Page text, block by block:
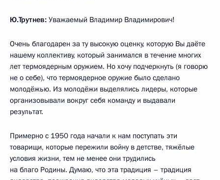
Ю.Трутнев: Уважаемый Владимир Владимирович!
Очень благодарен за ту высокую оценку, которую Вы даёте
нашему коллективу, который занимался в течение многих
лет термоядерным оружием. Но хочу подчеркнуть (я говорю
не о себе), что термоядерное оружие было сделано
молодёжью. Из молодёжи выделялись лидеры, которые
организовывали вокруг себя команду и выдавали
результат.
Примерно с 1950 года начали к нам поступать эти
товарищи, которые пережили войну в детстве, тяжёлые
условия жизни, тем не менее они трудились
на благо Родины. Думаю, что эта традиция – традиция